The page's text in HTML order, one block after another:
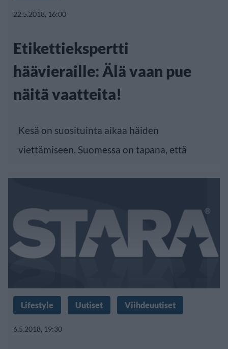
22.5.2018, 16:00
Etikettiekspertti
häävieraille: Älä vaan pue
näitä vaatteita!
Kesä on suosituinta aikaa häiden
viettämiseen. Suomessa on tapana, että
Lifestyle Uutiset Viihdeuutiset
6.5.2018, 19:30